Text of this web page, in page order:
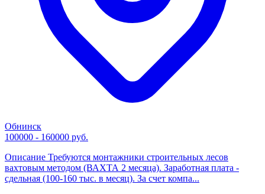
Обнинск
100000 - 160000 руб.
Описание Требуются монтажники строительных лесов
вахтовым методом (ВАХТА 2 месяца). Заработная плата -
сдельная (100-160 тыс. в месяц). За счет компа...